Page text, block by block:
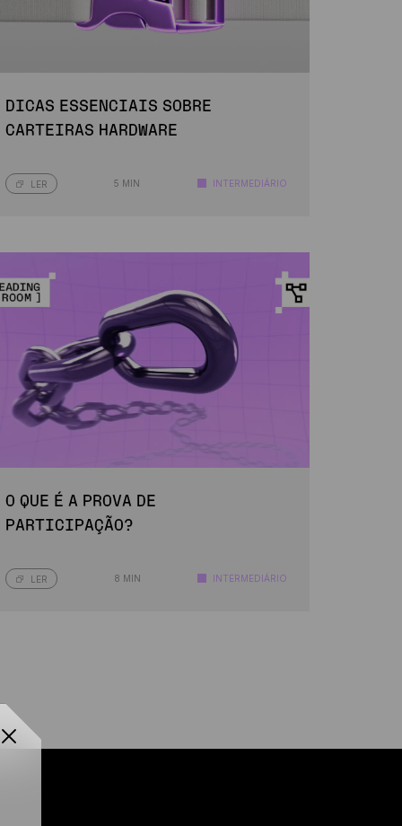
DICAS ESSENCIAIS SOBRE
CARTEIRAS HARDWARE
LER 5 MIN INTERMEDIÁRIO
O QUE É A PROVA DE
PARTICIPAÇÃO?
LER 8 MIN INTERMEDIÁRIO